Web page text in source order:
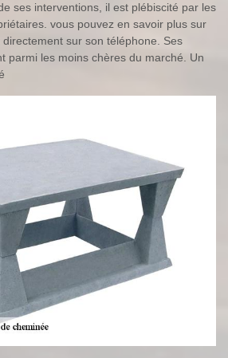
ses interventions, il est plébiscité par les
vous pouvez en savoir plus sur
sur son téléphone. Ses
parmi les moins chères du marché. Un